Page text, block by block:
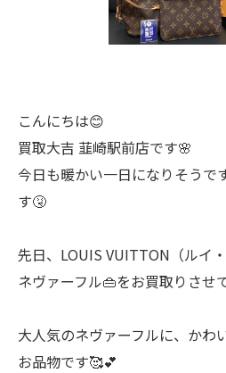
こんにちは😊
買取大吉 韮崎駅前店です🌸
今日も暖かい一日になりそうで
す🤧
先日、LOUIS VUITTON（ルイ
ネヴァーフル👜をお買取りさせ
大人気のネヴァーフルに、かわ
お品物です🥰💕